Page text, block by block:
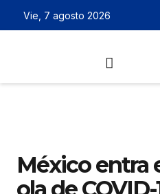
Vie, 7 agosto 2026
México entra
ola de COVID-